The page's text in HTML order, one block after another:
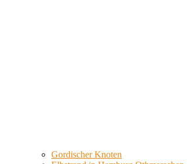
Gordischer Knoten